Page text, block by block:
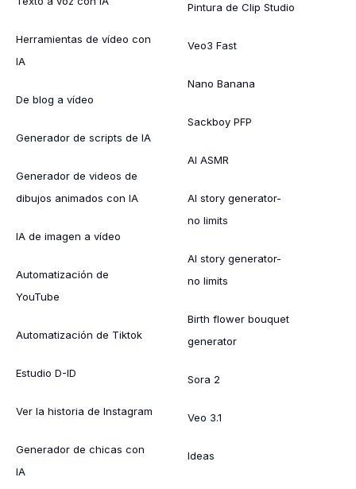
Herramientas de vídeo con
IA
De blog a vídeo
Generador de scripts de IA
Generador de videos de
dibujos animados con IA
IA de imagen a vídeo
Automatización de
YouTube
Automatización de Tiktok
Estudio D-ID
Ver la historia de Instagram
Generador de chicas con
IA
Pintura de Clip Studio
Veo3 Fast
Nano Banana
Sackboy PFP
AI ASMR
AI story generator-
no limits
AI story generator-
no limits
Birth flower bouquet
generator
Sora 2
Veo 3.1
Ideas